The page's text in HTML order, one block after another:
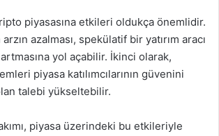
piyasasına etkileri oldukça önemlidir.
azalması, spekülatif bir yatırım aracı
yol açabilir. İkinci olarak,
piyasa katılımcılarının güvenini
talebi yükseltebilir.
piyasa üzerindeki bu etkileriyle